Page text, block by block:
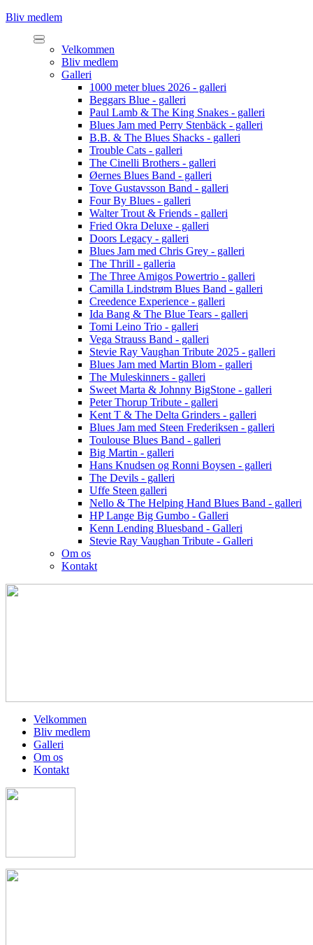
Bliv medlem
Velkommen
Bliv medlem
Galleri
1000 meter blues 2026 - galleri
Beggars Blue - galleri
Paul Lamb & The King Snakes - galleri
Blues Jam med Perry Stenbäck - galleri
B.B. & The Blues Shacks - galleri
Trouble Cats - galleri
The Cinelli Brothers - galleri
Øernes Blues Band - galleri
Tove Gustavsson Band - galleri
Four By Blues - galleri
Walter Trout & Friends - galleri
Fried Okra Deluxe - galleri
Doors Legacy - galleri
Blues Jam med Chris Grey - galleri
The Thrill - galleria
The Three Amigos Powertrio - galleri
Camilla Lindstrøm Blues Band - galleri
Creedence Experience - galleri
Ida Bang & The Blue Tears - galleri
Tomi Leino Trio - galleri
Vega Strauss Band - galleri
Stevie Ray Vaughan Tribute 2025 - galleri
Blues Jam med Martin Blom - galleri
The Muleskinners - galleri
Sweet Marta & Johnny BigStone - galleri
Peter Thorup Tribute - galleri
Kent T & The Delta Grinders - galleri
Blues Jam med Steen Frederiksen - galleri
Toulouse Blues Band - galleri
Big Martin - galleri
Hans Knudsen og Ronni Boysen - galleri
The Devils - galleri
Uffe Steen galleri
Nello & The Helping Hand Blues Band - galleri
HP Lange Big Gumbo - Galleri
Kenn Lending Bluesband - Galleri
Stevie Ray Vaughan Tribute - Galleri
Om os
Kontakt
Velkommen
Bliv medlem
Galleri
Om os
Kontakt